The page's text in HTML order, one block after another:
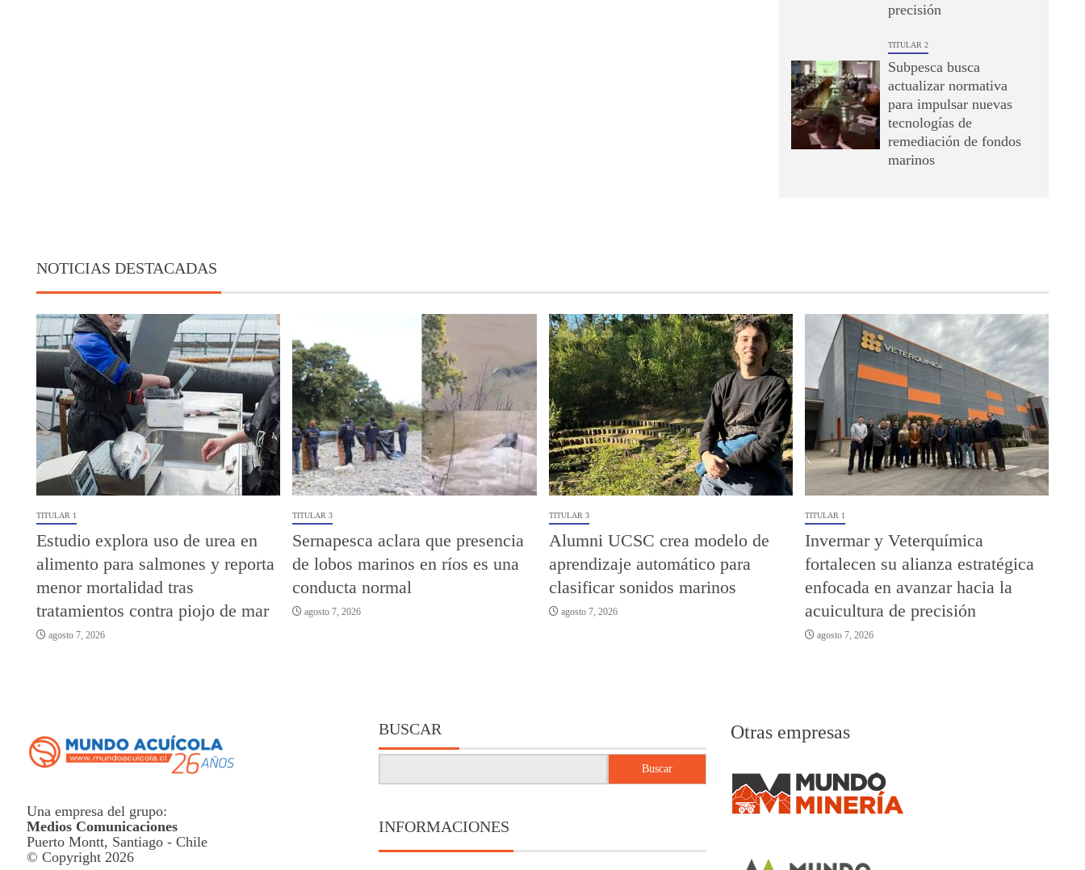
precisión
TITULAR 2
Subpesca busca
actualizar normativa
para impulsar nuevas
tecnologías de
remediación de fondos
marinos
NOTICIAS DESTACADAS
TITULAR 1
Estudio explora uso de urea en
alimento para salmones y reporta
menor mortalidad tras
tratamientos contra piojo de mar
agosto 7, 2026
TITULAR 3
Sernapesca aclara que presencia
de lobos marinos en ríos es una
conducta normal
agosto 7, 2026
TITULAR 3
Alumni UCSC crea modelo de
aprendizaje automático para
clasificar sonidos marinos
agosto 7, 2026
TITULAR 1
Invermar y Veterquímica
fortalecen su alianza estratégica
enfocada en avanzar hacia la
acuicultura de precisión
agosto 7, 2026
Una empresa del grupo:
Medios Comunicaciones
Puerto Montt, Santiago - Chile
© Copyright 2026
BUSCAR
Buscar
INFORMACIONES
Otras empresas